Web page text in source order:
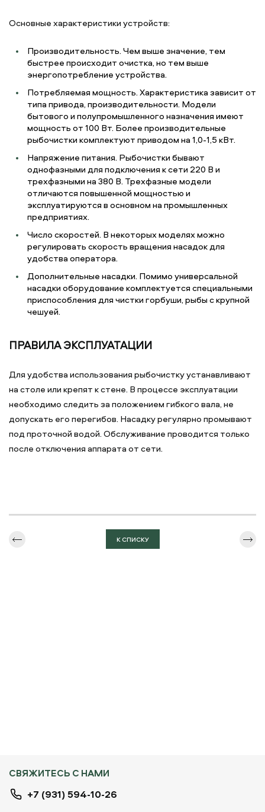
Основные характеристики устройств:
Производительность. Чем выше значение, тем
быстрее происходит очистка, но тем выше
энергопотребление устройства.
Потребляемая мощность. Характеристика зависит от
типа привода, производительности. Модели
бытового и полупромышленного назначения имеют
мощность от 100 Вт. Более производительные
рыбочистки комплектуют приводом на 1,0-1,5 кВт.
Напряжение питания. Рыбочистки бывают
однофазными для подключения к сети 220 В и
трехфазными на 380 В. Трехфазные модели
отличаются повышенной мощностью и
эксплуатируются в основном на промышленных
предприятиях.
Число скоростей. В некоторых моделях можно
регулировать скорость вращения насадок для
удобства оператора.
Дополнительные насадки. Помимо универсальной
насадки оборудование комплектуется специальными
приспособления для чистки горбуши, рыбы с крупной
чешуей.
ПРАВИЛА ЭКСПЛУАТАЦИИ
Для удобства использования рыбочистку устанавливают
на столе или крепят к стене. В процессе эксплуатации
необходимо следить за положением гибкого вала, не
допускать его перегибов. Насадку регулярно промывают
под проточной водой. Обслуживание проводится только
после отключения аппарата от сети.
К СПИСКУ
СВЯЖИТЕСЬ С НАМИ
+7 (931) 594-10-26